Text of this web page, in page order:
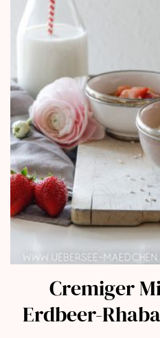
Cremiger
Erdbeer-